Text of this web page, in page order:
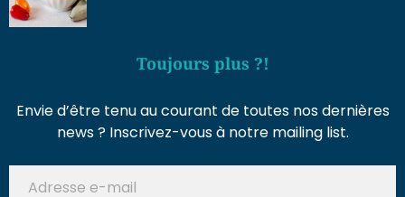
Toujours plus ?!
Envie d’être tenu au courant de toutes nos dernières
news ? Inscrivez-vous à notre mailing list.